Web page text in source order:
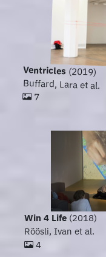
Ventricles (2019)
Buffard, Lara et al.
7
Win 4 Life (2018)
Röösli, Ivan et al.
4